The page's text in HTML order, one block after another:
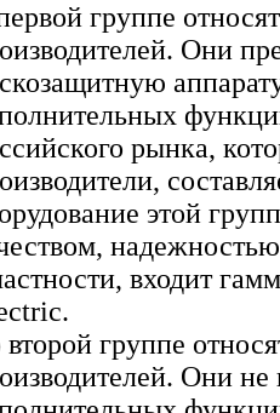
группе
Они
рынка,
этой
входит
группе
Они